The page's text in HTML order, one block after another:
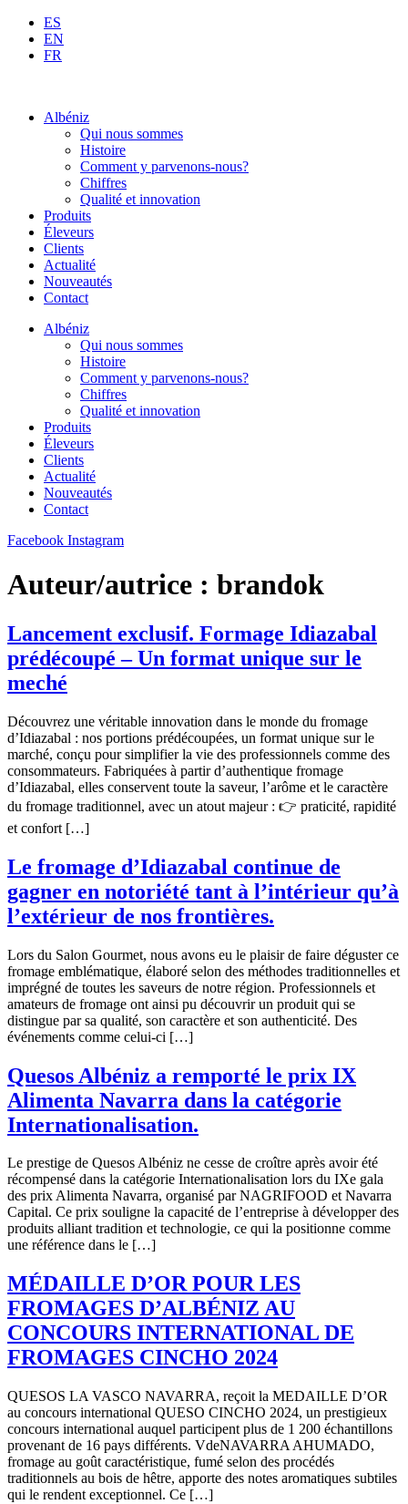
Aller
contenu
ES
EN
FR
Albéniz
Qui nous sommes
Histoire
Comment y parvenons-nous?
Chiffres
Qualité et innovation
Produits
Éleveurs
Clients
Actualité
Nouveautés
Contact
Albéniz
Qui nous sommes
Histoire
Comment y parvenons-nous?
Chiffres
Qualité et innovation
Produits
Éleveurs
Clients
Actualité
Nouveautés
Contact
Facebook Instagram
Auteur/autrice : brandok
Lancement exclusif. Formage Idiazabal
prédécoupé – Un format unique sur le
meché
Découvrez une véritable innovation dans le monde du fromage
d’Idiazabal : nos portions prédécoupées, un format unique sur le
marché, conçu pour simplifier la vie des professionnels comme des
consommateurs. Fabriquées à partir d’authentique fromage
d’Idiazabal, elles conservent toute la saveur, l’arôme et le caractère
du fromage traditionnel, avec un atout majeur : 👉 praticité, rapidité
et confort […]
Le fromage d’Idiazabal continue de
gagner en notoriété tant à l’intérieur qu’à
l’extérieur de nos frontières.
Lors du Salon Gourmet, nous avons eu le plaisir de faire déguster ce
fromage emblématique, élaboré selon des méthodes traditionnelles et
imprégné de toutes les saveurs de notre région. Professionnels et
amateurs de fromage ont ainsi pu découvrir un produit qui se
distingue par sa qualité, son caractère et son authenticité. Des
événements comme celui-ci […]
Quesos Albéniz a remporté le prix IX
Alimenta Navarra dans la catégorie
Internationalisation.
Le prestige de Quesos Albéniz ne cesse de croître après avoir été
récompensé dans la catégorie Internationalisation lors du IXe gala
des prix Alimenta Navarra, organisé par NAGRIFOOD et Navarra
Capital. Ce prix souligne la capacité de l’entreprise à développer des
produits alliant tradition et technologie, ce qui la positionne comme
une référence dans le […]
MÉDAILLE D’OR POUR LES
FROMAGES D’ALBÉNIZ AU
CONCOURS INTERNATIONAL DE
FROMAGES CINCHO 2024
QUESOS LA VASCO NAVARRA, reçoit la MEDAILLE D’OR
au concours international QUESO CINCHO 2024, un prestigieux
concours international auquel participent plus de 1 200 échantillons
provenant de 16 pays différents. VdeNAVARRA AHUMADO,
fromage au goût caractéristique, fumé selon des procédés
traditionnels au bois de hêtre, apporte des notes aromatiques subtiles
qui le rendent exceptionnel. Ce […]